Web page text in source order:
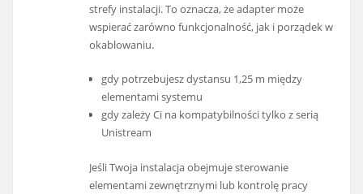
strefy instalacji. To oznacza, że adapter może
wspierać zarówno funkcjonalność, jak i porządek w
okablowaniu.
gdy potrzebujesz dystansu 1,25 m między
elementami systemu
gdy zależy Ci na kompatybilności tylko z serią
Unistream
Jeśli Twoja instalacja obejmuje sterowanie
elementami zewnętrznymi lub kontrolę pracy